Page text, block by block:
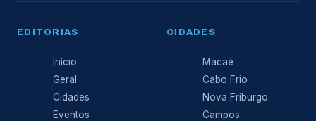
EDITORIAS
Início
Geral
Cidades
Eventos
CIDADES
Macaé
Cabo Frio
Nova Friburgo
Campos